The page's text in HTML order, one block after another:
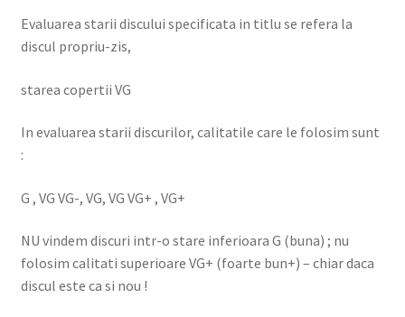
Evaluarea starii discului specificata in titlu se refera la
discul propriu-zis,
starea copertii VG
In evaluarea starii discurilor, calitatile care le folosim sunt
:
G , VG VG-, VG, VG VG+ , VG+
NU vindem discuri intr-o stare inferioara G (buna) ; nu
folosim calitati superioare VG+ (foarte bun+) – chiar daca
discul este ca si nou !